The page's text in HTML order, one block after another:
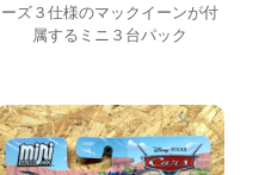
ーズ３仕様のマックイーンが付
属するミニ３台パック